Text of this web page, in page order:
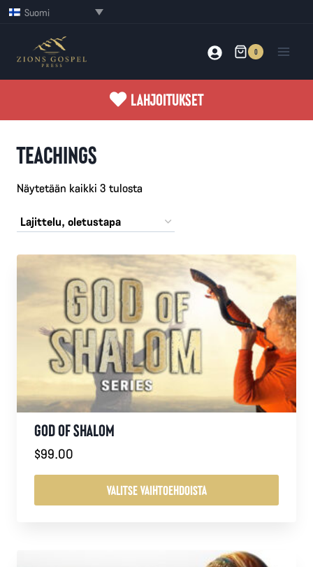
SiirrySuomi
0
LAHJOITUKSET
TEACHINGS
Näytetään kaikki 3 tulosta
GOD OF SHALOM
$99.00
VALITSE VAIHTOEHDOISTA